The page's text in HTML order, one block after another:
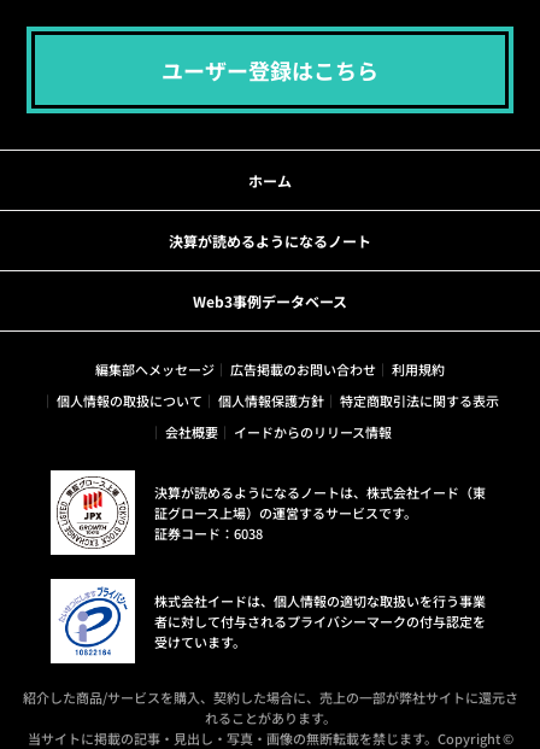
ユーザー登録はこちら
ホーム
決算が読めるようになるノート
Web3事例データベース
編集部へメッセージ 広告掲載のお問い合わせ
利用規約
個人情報の取扱について
個人情報保護方針
特定商取引法に関する表示
会社概要
イードからのリリース情報
決算が読めるようになるノートは、株式会社イード（東
証グロース上場）の運営するサービスです。
証券コード：6038
株式会社イードは、個人情報の適切な取扱いを行う事業
者に対して付与されるプライバシーマークの付与認定を
受けています。
紹介した商品/サービスを購入、契約した場合に、売上の一部が弊社サイトに還元さ
れることがあります。
当サイトに掲載の記事・見出し・写真・画像の無断転載を禁じます。Copyright ©